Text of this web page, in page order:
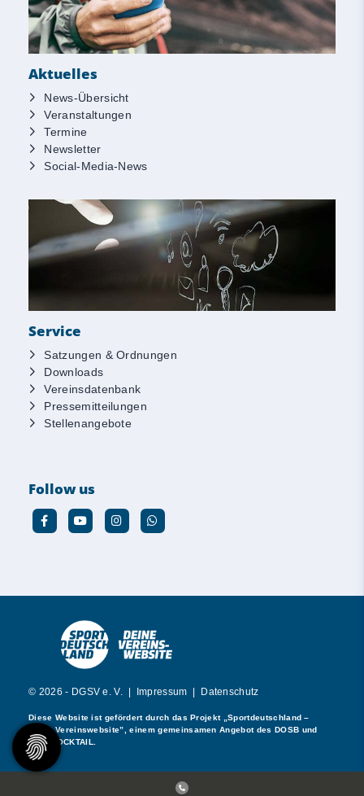
Aktuelles
News-Übersicht
Veranstaltungen
Termine
Newsletter
Social-Media-News
Service
Satzungen & Ordnungen
Downloads
Vereinsdatenbank
Pressemitteilungen
Stellenangebote
Follow us
© 2026 - DGSV e. V. | Impressum Datenschutz
Diese Website ist gefördert durch das Projekt „Sportdeutschland –
Deine Vereinswebsite”, einem gemeinsamen Angebot des DOSB und
NETZCOCKTAIL.